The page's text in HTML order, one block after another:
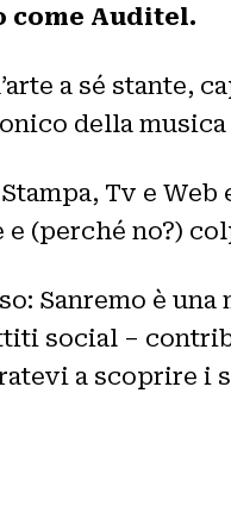
come Auditel.
a sé stante,
della musica
Tv e Web
(perché no?)
Sanremo è
social –
a scoprire i